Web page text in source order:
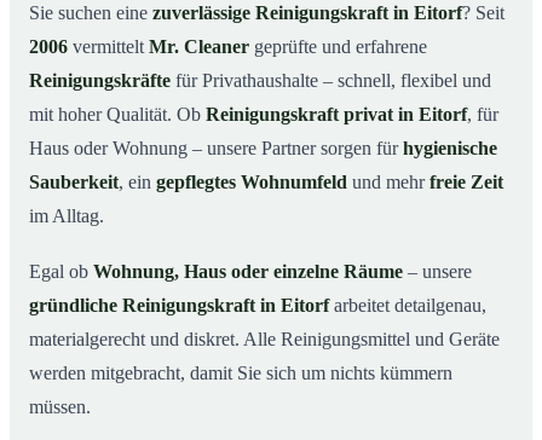
03Warum eine Reinigungskraft von Mr. Cleaner?
04So läuft die Buchung einer Reinigungskraft ab
05Typische Anlässe für eine Reinigungskraft
Jetzt Reinigungskraft buchen
08So einfach buchen Sie eine Reinigungskraft in Eitorf
Sie suchen eine zuverlässige Reinigungskraft in Eitorf? Seit
2006 vermittelt Mr. Cleaner geprüfte und erfahrene
Reinigungskräfte für Privathaushalte – schnell, flexibel und
mit hoher Qualität. Ob Reinigungskraft privat in Eitorf, für
Haus oder Wohnung – unsere Partner sorgen fürhygienische
Sauberkeit, ein gepflegtes Wohnumfeld und mehrfreie Zeit
im Alltag.
Egal ob Wohnung, Haus oder einzelne Räume – unsere
gründliche Reinigungskraft in Eitorfarbeitet detailgenau,
materialgerecht und diskret. Alle Reinigungsmittel und Geräte
werden mitgebracht, damit Sie sich um nichts kümmern
müssen.